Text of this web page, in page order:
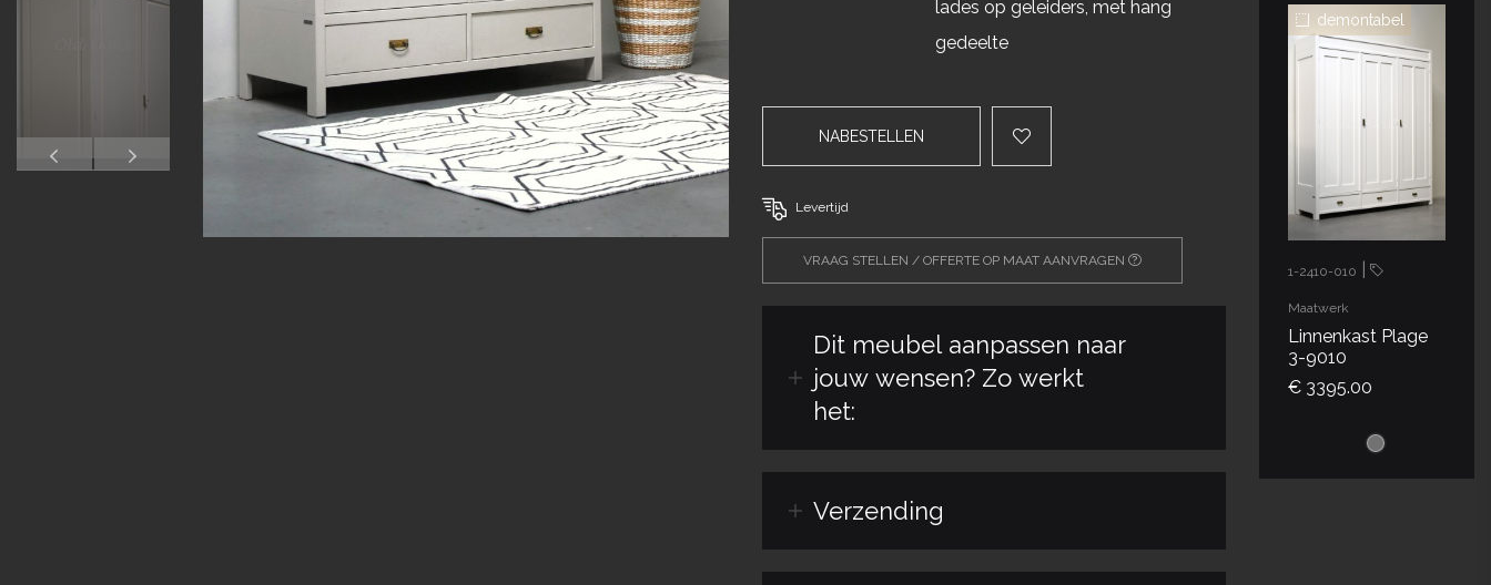
lades op geleiders, met hang
gedeelte
NABESTELLEN
Levertijd
VRAAG STELLEN / OFFERTE OP MAAT AANVRAGEN
Dit meubel aanpassen naar
jouw wensen? Zo werkt
het:
Verzending
demontabel
1-2410-010
Maatwerk
Linnenkast Plage
3-9010
€ 3395.00